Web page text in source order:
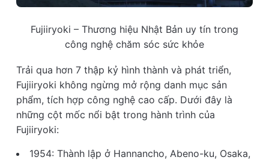
Fujiiryoki – Thương hiệu Nhật Bản uy tín trong
công nghệ chăm sóc sức khỏe
Trải qua hơn 7 thập kỷ hình thành và phát triển,
Fujiiryoki không ngừng mở rộng danh mục sản
phẩm, tích hợp công nghệ cao cấp. Dưới đây là
những cột mốc nổi bật trong hành trình của
Fujiiryoki:
1954: Thành lập ở Hannancho, Abeno-ku, Osaka,